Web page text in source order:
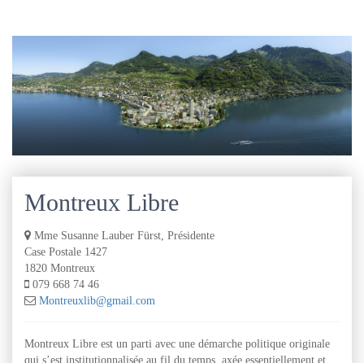
Montreux Libre
Mme Susanne Lauber Fürst, Présidente
Case Postale 1427
1820 Montreux
079 668 74 46
Montreuxlib@gmail.com
Montreux Libre est un parti avec une démarche politique originale
qui s’est institutionnalisée au fil du temps, axée essentiellement et